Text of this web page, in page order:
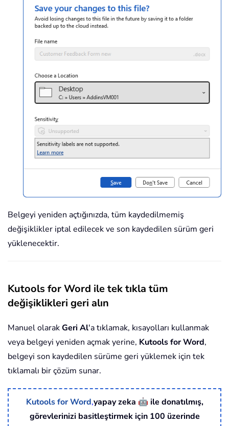
Belgeyi yeniden açtığınızda, tüm kaydedilmemiş
değişiklikler iptal edilecek ve son kaydedilen sürüm geri
yüklenecektir.
Kutools for Word ile tek tıkla tüm
değişiklikleri geri alın
Manuel olarakGeri Al'a tıklamak, kısayolları kullanmak
veya belgeyi yeniden açmak yerine, Kutools for Word,
belgeyi son kaydedilen sürüme geri yüklemek için tek
tıklamalı bir çözüm sunar.
Kutools for Word,yapay zeka 🤖 ile donatılmış,
görevlerinizi basitleştirmek için 100 üzerinde